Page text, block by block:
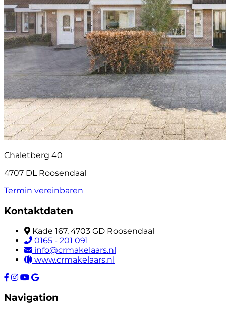
Chaletberg 40
4707 DL Roosendaal
Termin vereinbaren
Kontaktdaten
Kade 167, 4703 GD Roosendaal
0165 - 201 091
info@crmakelaars.nl
www.crmakelaars.nl
Navigation